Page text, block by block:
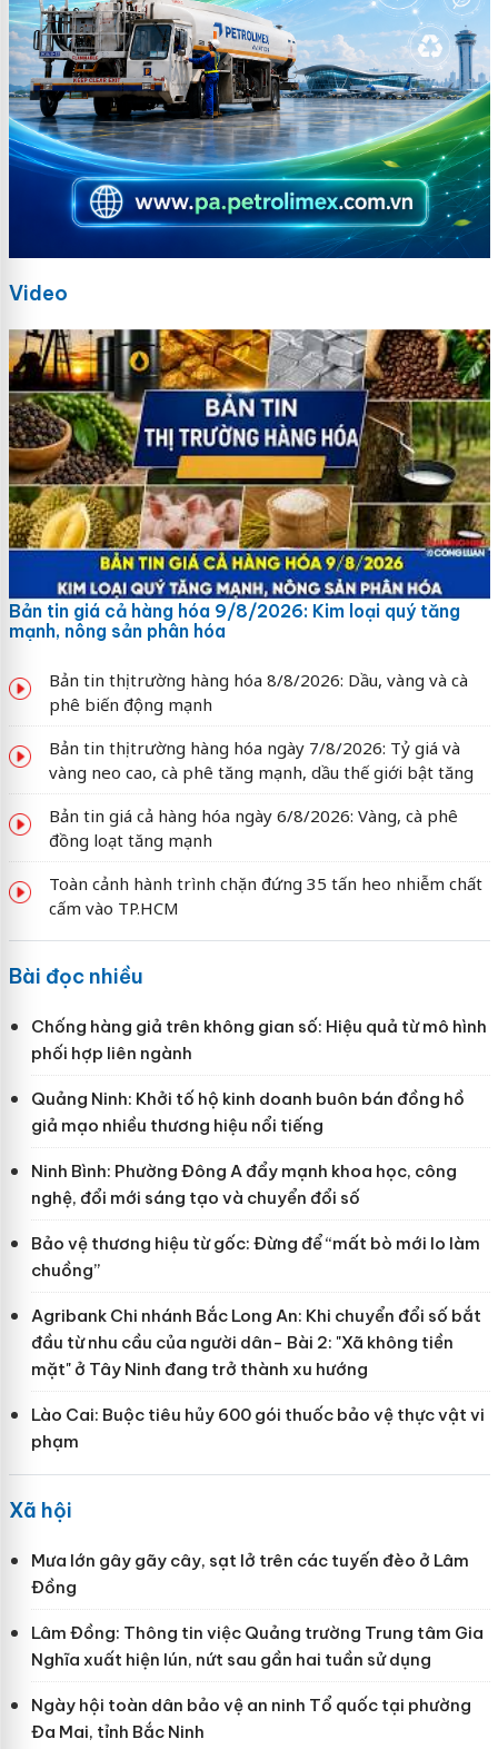
Video
Bản tin giá cả hàng hóa 9/8/2026: Kim loại quý tăng
mạnh, nông sản phân hóa
Bản tin thị trường hàng hóa 8/8/2026: Dầu, vàng và cà
phê biến động mạnh
Bản tin thị trường hàng hóa ngày 7/8/2026: Tỷ giá và
vàng neo cao, cà phê tăng mạnh, dầu thế giới bật tăng
Bản tin giá cả hàng hóa ngày 6/8/2026: Vàng, cà phê
đồng loạt tăng mạnh
Toàn cảnh hành trình chặn đứng 35 tấn heo nhiễm chất
cấm vào TP.HCM
Bài đọc nhiều
Chống hàng giả trên không gian số: Hiệu quả từ mô hình
phối hợp liên ngành
Quảng Ninh: Khởi tố hộ kinh doanh buôn bán đồng hồ
giả mạo nhiều thương hiệu nổi tiếng
Ninh Bình: Phường Đông A đẩy mạnh khoa học, công
nghệ, đổi mới sáng tạo và chuyển đổi số
Bảo vệ thương hiệu từ gốc: Đừng để “mất bò mới lo làm
chuồng”
Agribank Chi nhánh Bắc Long An: Khi chuyển đổi số bắt
đầu từ nhu cầu của người dân- Bài 2: "Xã không tiền
mặt" ở Tây Ninh đang trở thành xu hướng
Lào Cai: Buộc tiêu hủy 600 gói thuốc bảo vệ thực vật vi
phạm
Xã hội
Mưa lớn gây gãy cây, sạt lở trên các tuyến đèo ở Lâm
Đồng
Lâm Đồng: Thông tin việc Quảng trường Trung tâm Gia
Nghĩa xuất hiện lún, nứt sau gần hai tuần sử dụng
Ngày hội toàn dân bảo vệ an ninh Tổ quốc tại phường
Đa Mai, tỉnh Bắc Ninh